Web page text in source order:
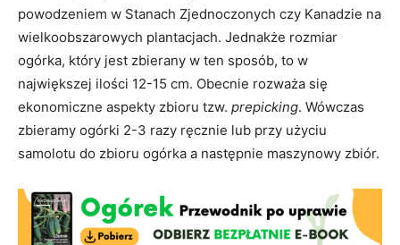
powodzeniem w Stanach Zjednoczonych czy Kanadzie na
wielkoobszarowych plantacjach. Jednakże rozmiar
ogórka, który jest zbierany w ten sposób, to w
największej ilości 12-15 cm. Obecnie rozważa się
ekonomiczne aspekty zbioru tzw. prepicking. Wówczas
zbieramy ogórki 2-3 razy ręcznie lub przy użyciu
samolotu do zbioru ogórka a następnie maszynowy zbiór.